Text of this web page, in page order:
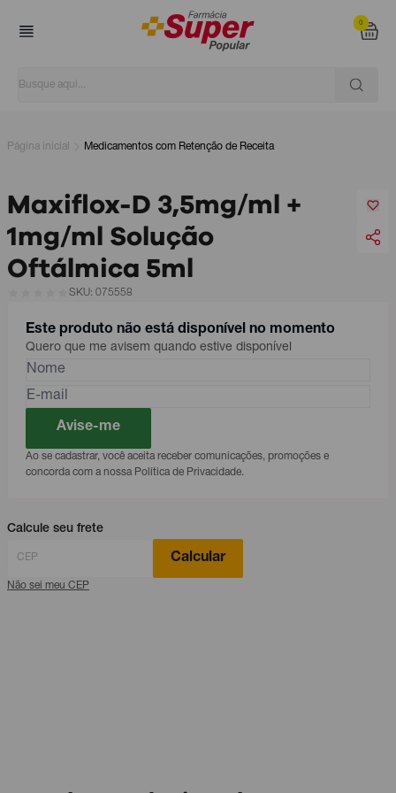
0
Página inicial Medicamentos com Retenção de Receita
Maxiflox-D 3,5mg/ml +
1mg/ml Solução
Oftálmica 5ml
SKU: 075558
Este produto não está disponível no momento
Quero que me avisem quando estive disponível
Avise-me
Ao se cadastrar, você aceita receber comunicações, promoções e
concorda com a nossa Política de Privacidade.
Calcule seu frete
Calcular
Não sei meu CEP